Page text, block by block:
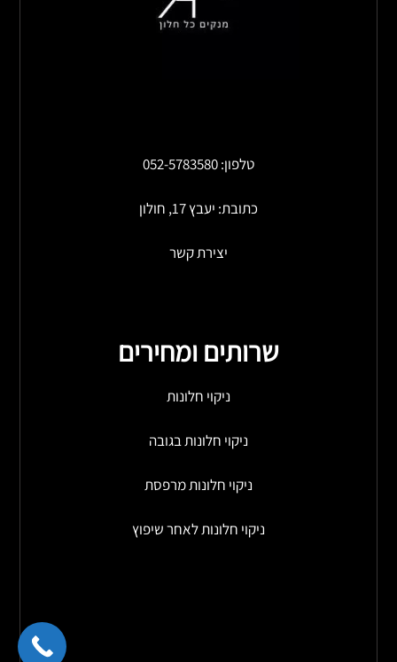
טלפון: 052-5783580
כתובת: יעבץ 17, חולון
יצירת קשר
שרותים ומחירים
ניקוי חלונות
ניקוי חלונות בגובה
ניקוי חלונות מרפסת
ניקוי חלונות לאחר שיפוץ